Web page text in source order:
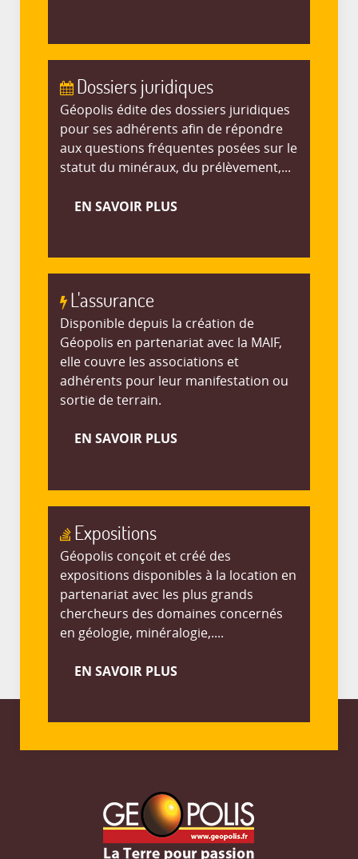
Dossiers juridiques
Géopolis édite des dossiers juridiques
pour ses adhérents afin de répondre
aux questions fréquentes posées sur le
statut du minéraux, du prélèvement,...
EN SAVOIR PLUS
L'assurance
Disponible depuis la création de
Géopolis en partenariat avec la MAIF,
elle couvre les associations et
adhérents pour leur manifestation ou
sortie de terrain.
EN SAVOIR PLUS
Expositions
Géopolis conçoit et créé des
expositions disponibles à la location en
partenariat avec les plus grands
chercheurs des domaines concernés
en géologie, minéralogie,....
EN SAVOIR PLUS